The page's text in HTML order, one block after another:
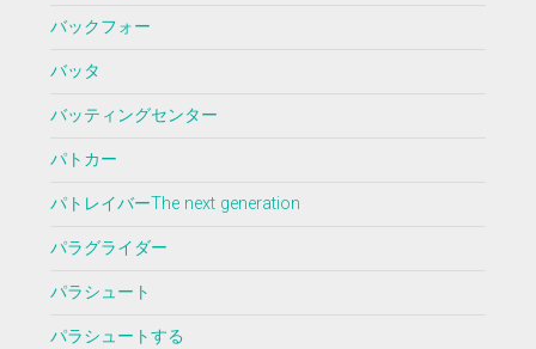
バックフォー
バッタ
バッティングセンター
パトカー
パトレイバーThe next generation
パラグライダー
パラシュート
パラシュートする